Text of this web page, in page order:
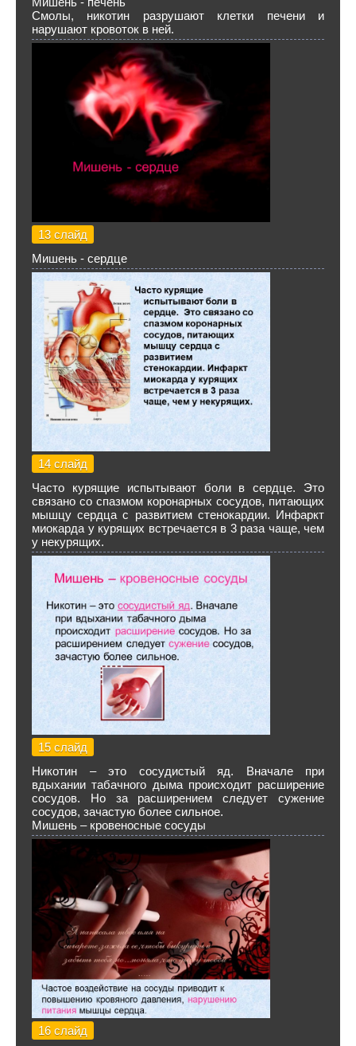
Смолы, никотин разрушают клетки печени и
нарушают кровоток в ней.
13 слайд
Мишень - сердце
14 слайд
Часто курящие испытывают боли в сердце. Это
связано со спазмом коронарных сосудов, питающих
мышцу сердца с развитием стенокардии. Инфаркт
миокарда у курящих встречается в 3 раза чаще, чем
у некурящих.
15 слайд
Никотин – это сосудистый яд. Вначале при
вдыхании табачного дыма происходит расширение
сосудов. Но за расширением следует сужение
сосудов, зачастую более сильное.
Мишень – кровеносные сосуды
16 слайд